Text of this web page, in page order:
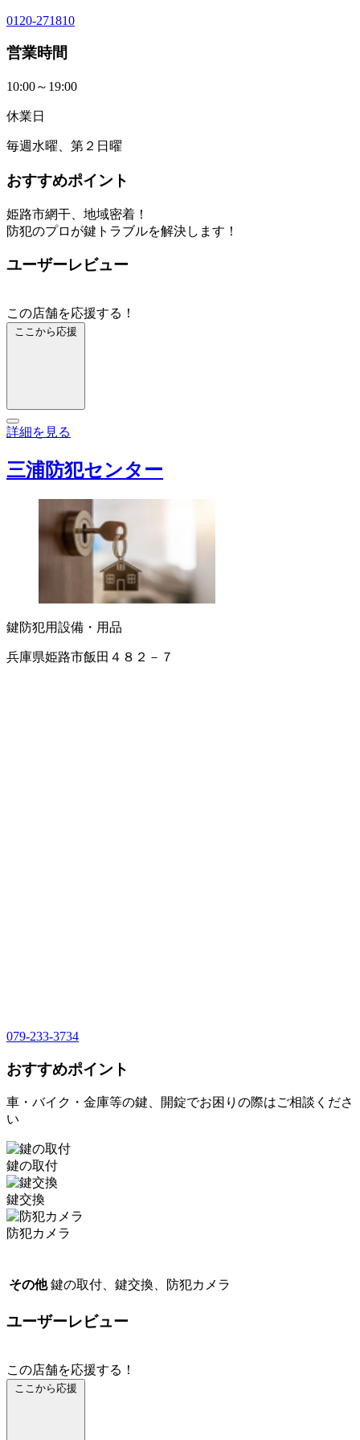
0120-271810
営業時間
10:00～19:00
休業日
毎週水曜、第２日曜
おすすめポイント
姫路市網干、地域密着！
防犯のプロが鍵トラブルを解決します！
ユーザーレビュー
この店舗を応援する！
ここから応援
詳細を見る
三浦防犯センター
鍵防犯用設備・用品
兵庫県姫路市飯田４８２－７
079-233-3734
おすすめポイント
車・バイク・金庫等の鍵、開錠でお困りの際はご相談くださ
い
鍵の取付
鍵交換
防犯カメラ
その他 鍵の取付、鍵交換、防犯カメラ
ユーザーレビュー
この店舗を応援する！
ここから応援